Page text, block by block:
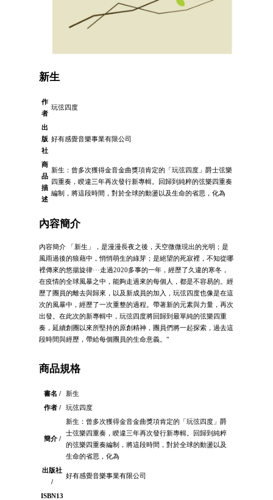
新生
作
者
玩弦四度
出
版
社
好有感覺音樂事業有限公司
商
品
描
述
新生：曾多次獲得金音金曲獎項肯定的「玩弦四度」爵士弦樂
四重奏，睽違三年再次發行新專輯。回歸到純粹的弦樂四重奏
編制，將這段時間，對於全球的動盪以及生命的省思，化為
內容簡介
內容簡介 「新生」，是漫漫長夜之後，天空微微現出的光明；是
風雨過後的狼藉中，悄悄萌生的綠芽；是絕望的死寂裡，不知從哪
裡傳來的悠揚旋律···走過2020多事的一年，經歷了久違的寒冬，
在疫情的全球風暴之中，能夠走過來的每個人，都是不容易的。經
歷了團員的離去與歸來，以及新成員的加入，玩弦四度也像是在這
次的風暴中，經歷了一次重整的過程。帶著新的元素與力量，再次
出發。在此次的新專輯中，玩弦四度將回歸到最單純的弦樂四重
奏，延續創團以來所堅持的原創精神，團員們將一起探索，過去這
段時間與經歷，帶給每個團員的生命意義。"
商品規格
書名 /
新生
作者 /
玩弦四度
簡介 /
新生：曾多次獲得金音金曲獎項肯定的「玩弦四度」爵
士弦樂四重奏，睽違三年再次發行新專輯。回歸到純粹
的弦樂四重奏編制，將這段時間，對於全球的動盪以及
生命的省思，化為
出版社
/
好有感覺音樂事業有限公司
ISBN13